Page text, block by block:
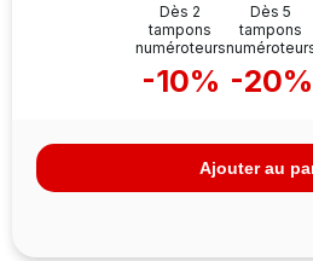
Dès 2
tampons
numéroteurs
-10%
Dès 5
tampons
-20%
Ajouter au